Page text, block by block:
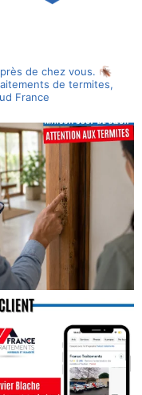
de chez vous. 🪳
de termites,
France